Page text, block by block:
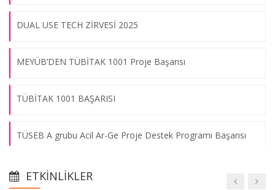
DUAL USE TECH ZİRVESİ 2025
MEYÜB’DEN TÜBİTAK 1001 Proje Başarısı
TÜBİTAK 1001 BAŞARISI
TÜSEB A grubu Acil Ar-Ge Proje Destek Programı Başarısı
Temel Patent Eğitimi
ETKINLIKLER
Kara Kuvvetleri İkmal, Maliye ve Eğitim Merkez Komutanlığı İş
Girişimcilik Etkinliğimiz Çalıştay Programı ile Tamamlandı!
10.08.2026